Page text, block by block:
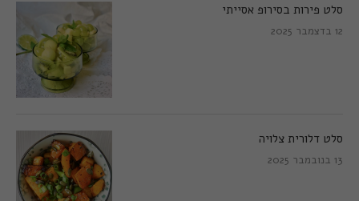
סלט פירות בסירופ אסייתי
12 בדצמבר 2025
סלט דלורית צלויה
13 בנובמבר 2025